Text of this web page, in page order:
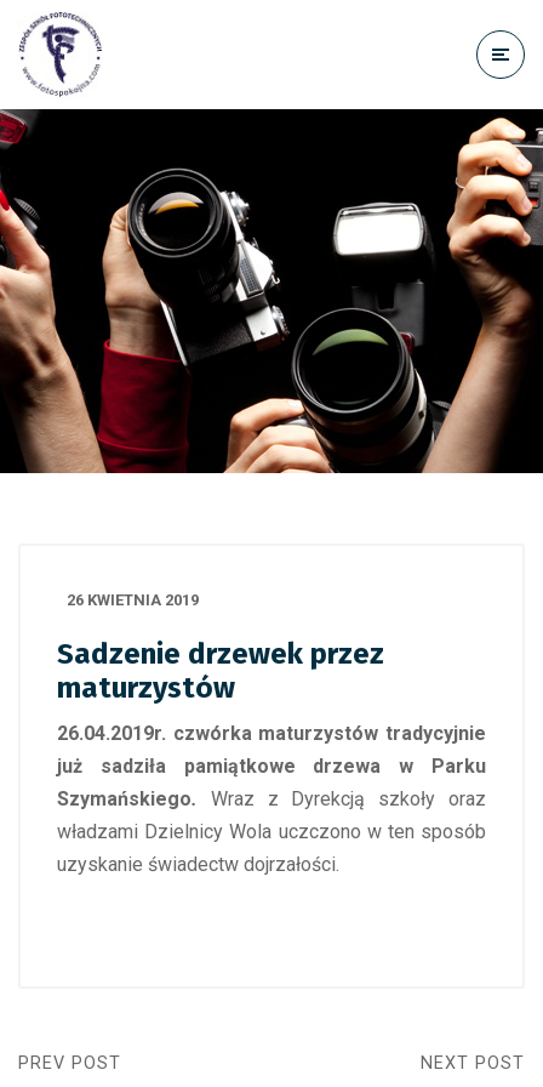
treści
26 KWIETNIA 2019
Sadzenie drzewek przez
maturzystów
26.04.2019r. czwórka maturzystów tradycyjnie
już sadziła pamiątkowe drzewa w Parku
Szymańskiego.
Wraz z Dyrekcją szkoły oraz
władzami Dzielnicy Wola uczczono w ten sposób
uzyskanie świadectw dojrzałości.
PREV POST NEXT POST